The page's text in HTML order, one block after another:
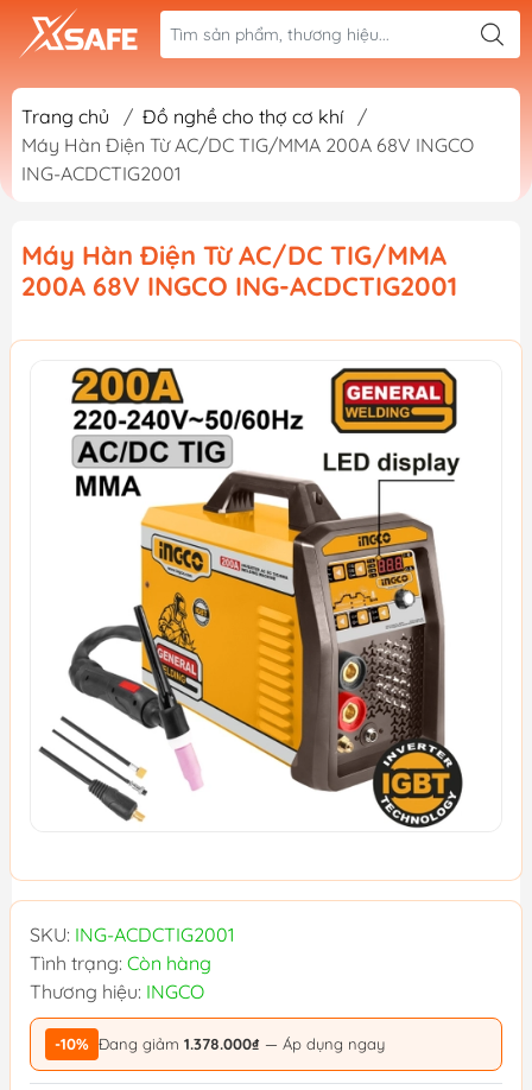
Trang chủ / Đồ nghề cho thợ cơ khí
/
Máy Hàn Điện Từ AC/DC TIG/MMA 200A 68V INGCO
ING-ACDCTIG2001
Máy Hàn Điện Từ AC/DC TIG/MMA
200A 68V INGCO ING-ACDCTIG2001
SKU: ING-ACDCTIG2001
Tình trạng: Còn hàng
Thương hiệu: INGCO
-10% Đang giảm 1.378.000₫ — Áp dụng ngay